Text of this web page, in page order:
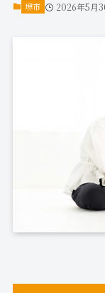
堺市 2026年5月